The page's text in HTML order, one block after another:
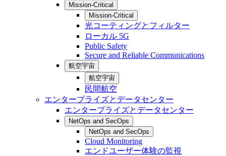
Mission-Critical
Mission-Critical
光コーティングとフィルター
ローカル 5G
Public Safety
Secure and Reliable Communications
航空宇宙
航空宇宙
民間航空
エンタープライズとデータセンター
エンタープライズとデータセンター
NetOps and SecOps
NetOps and SecOps
Cloud Monitoring
エンドユーザー体験の監視